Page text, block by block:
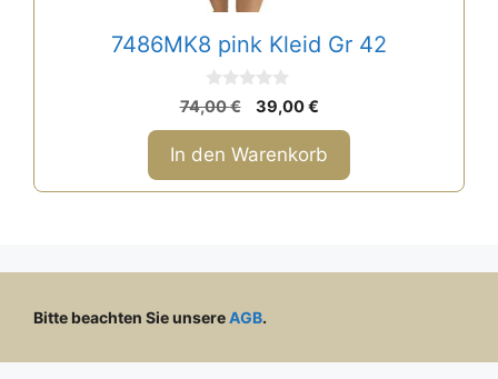
7486MK8 pink Kleid Gr 42
0
v
o
n
5
74,00€
Ursprünglicher
Preis
war:
74,00 €
39,00€Aktueller
Preis
ist:
39,00 €.
In den Warenkorb
Bitte beachten Sie unsereAGB.